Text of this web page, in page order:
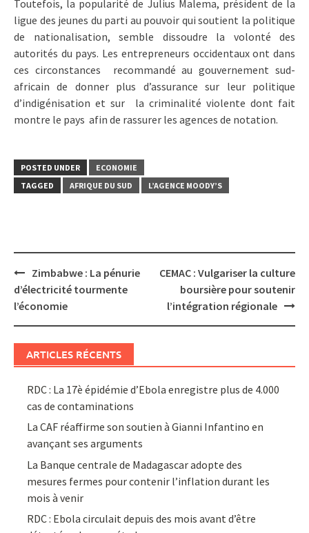
Toutefois, la popularité de Julius Malema, président de la
ligue des jeunes du parti au pouvoir qui soutient la politique
de nationalisation, semble dissoudre la volonté des
autorités du pays. Les entrepreneurs occidentaux ont dans
ces circonstances recommandé au gouvernement sud-
africain de donner plus d’assurance sur leur politique
d’indigénisation et sur la criminalité violente dont fait
montre le pays afin de rassurer les agences de notation.
POSTED UNDER
ECONOMIE
TAGGED
AFRIQUE DU SUD L’AGENCE MOODY’S
Post
navigation
Zimbabwe : La pénurie
d’électricité tourmente
l’économie
CEMAC : Vulgariser la culture
boursière pour soutenir
l’intégration régionale
ARTICLES RÉCENTS
RDC : La 17è épidémie d’Ebola enregistre plus de 4.000
cas de contaminations
La CAF réaffirme son soutien à Gianni Infantino en
avançant ses arguments
La Banque centrale de Madagascar adopte des
mesures fermes pour contenir l’inflation durant les
mois à venir
RDC : Ebola circulait depuis des mois avant d’être